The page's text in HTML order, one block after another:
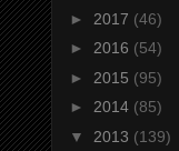
► 2017 (46)
► 2016 (54)
► 2015 (95)
► 2014 (85)
▼ 2013 (139)